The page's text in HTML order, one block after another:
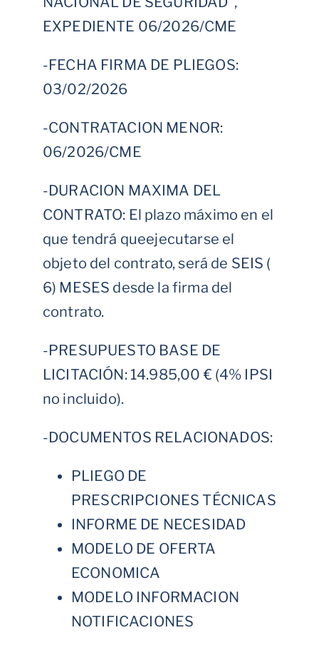
EXPEDIENTE 06/2026/CME
-FECHA FIRMA DE PLIEGOS:
03/02/2026
-CONTRATACION MENOR:
06/2026/CME
-DURACION MAXIMA DEL
CONTRATO: El plazo máximo en el
que tendrá queejecutarse el
objeto del contrato, será de SEIS (
6) MESES desde la firma del
contrato.
-PRESUPUESTO BASE DE
LICITACIÓN: 14.985,00 € (4% IPSI
no incluido).
-DOCUMENTOS RELACIONADOS:
PLIEGO DE
PRESCRIPCIONES TÉCNICAS
INFORME DE NECESIDAD
MODELO DE OFERTA
ECONOMICA
MODELO INFORMACION
NOTIFICACIONES